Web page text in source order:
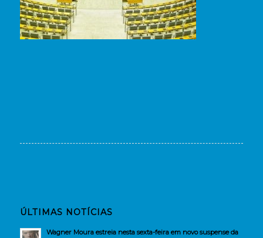
ÚLTIMAS NOTÍCIAS
Wagner Moura estreia nesta sexta-feira em novo suspense da